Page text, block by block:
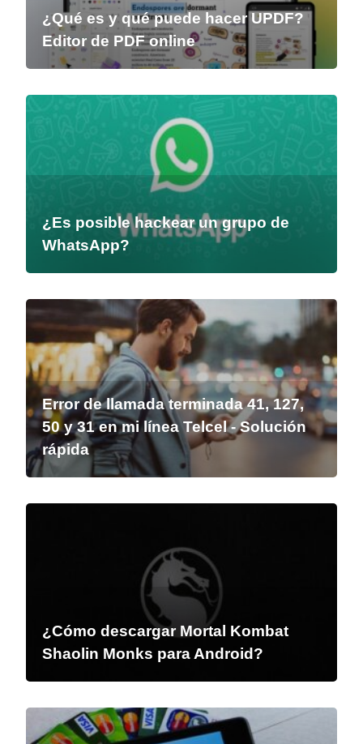
¿Qué es y qué puede hacer UPDF?
Editor de PDF online
¿Es posible hackear un grupo de
WhatsApp?
Error de llamada terminada 41, 127,
50 y 31 en mi línea Telcel - Solución
rápida
¿Cómo descargar Mortal Kombat
Shaolin Monks para Android?